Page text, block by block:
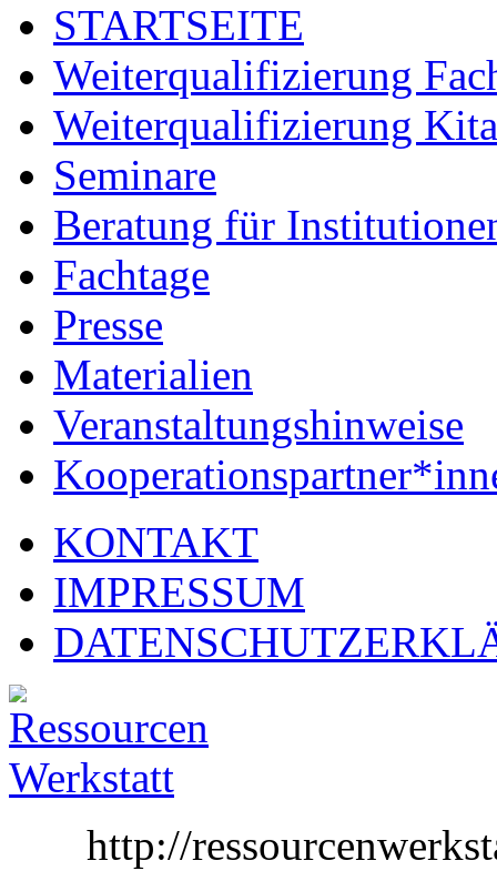
STARTSEITE
Weiterqualifizierung
Weiterqualifizierung
Seminare
Beratung für
Fachtage
Presse
Materialien
Veranstaltungshinweise
KONTAKT
IMPRESSUM
http://